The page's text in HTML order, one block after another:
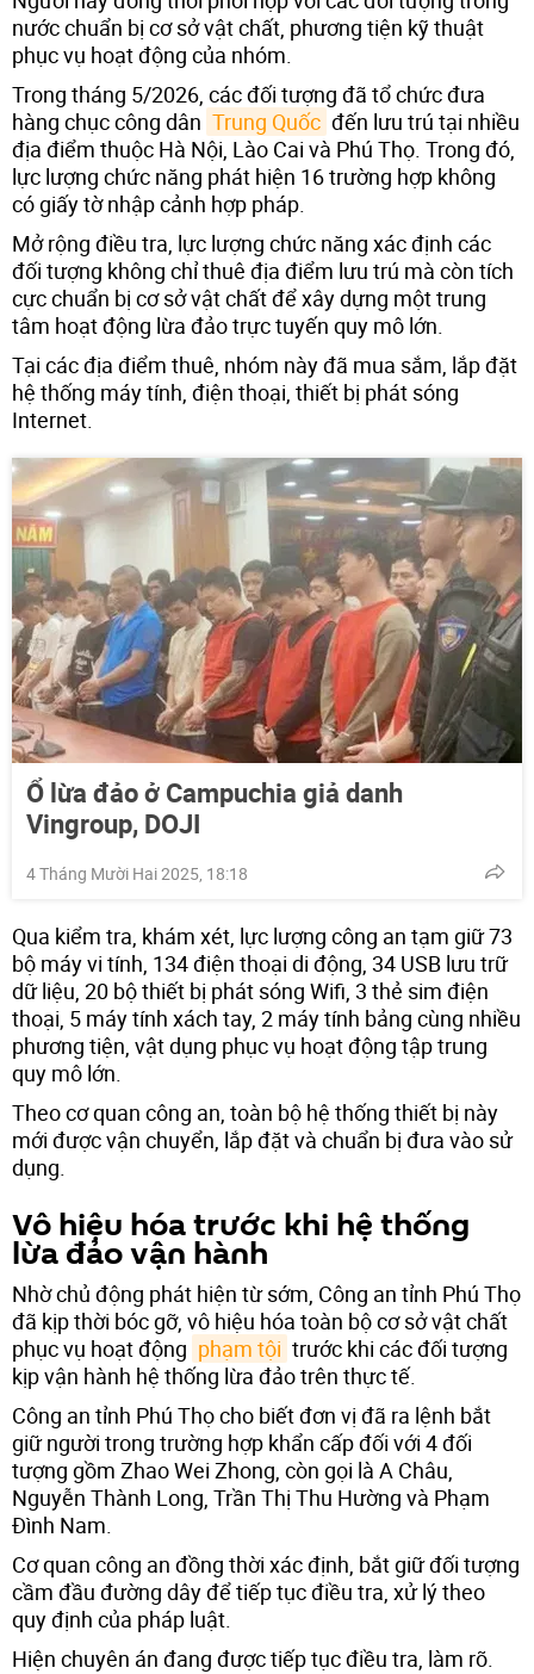
nước chuẩn bị cơ sở vật chất, phương tiện kỹ thuật
phục vụ hoạt động của nhóm.
Trong tháng 5/2026, các đối tượng đã tổ chức đưa
hàng chục công dân Trung Quốc đến lưu trú tại nhiều
địa điểm thuộc Hà Nội, Lào Cai và Phú Thọ. Trong đó,
lực lượng chức năng phát hiện 16 trường hợp không
có giấy tờ nhập cảnh hợp pháp.
Mở rộng điều tra, lực lượng chức năng xác định các
đối tượng không chỉ thuê địa điểm lưu trú mà còn tích
cực chuẩn bị cơ sở vật chất để xây dựng một trung
tâm hoạt động lừa đảo trực tuyến quy mô lớn.
Tại các địa điểm thuê, nhóm này đã mua sắm, lắp đặt
hệ thống máy tính, điện thoại, thiết bị phát sóng
Internet.
Ổ lừa đảo ở Campuchia giả danh
Vingroup, DOJI
4 Tháng Mười Hai 2025, 18:18
Qua kiểm tra, khám xét, lực lượng công an tạm giữ 73
bộ máy vi tính, 134 điện thoại di động, 34 USB lưu trữ
dữ liệu, 20 bộ thiết bị phát sóng Wifi, 3 thẻ sim điện
thoại, 5 máy tính xách tay, 2 máy tính bảng cùng nhiều
phương tiện, vật dụng phục vụ hoạt động tập trung
quy mô lớn.
Theo cơ quan công an, toàn bộ hệ thống thiết bị này
mới được vận chuyển, lắp đặt và chuẩn bị đưa vào sử
dụng.
Vô hiệu hóa trước khi hệ thống
lừa đảo vận hành
Nhờ chủ động phát hiện từ sớm, Công an tỉnh Phú Thọ
đã kịp thời bóc gỡ, vô hiệu hóa toàn bộ cơ sở vật chất
phục vụ hoạt động phạm tội trước khi các đối tượng
kịp vận hành hệ thống lừa đảo trên thực tế.
Công an tỉnh Phú Thọ cho biết đơn vị đã ra lệnh bắt
giữ người trong trường hợp khẩn cấp đối với 4 đối
tượng gồm Zhao Wei Zhong, còn gọi là A Châu,
Nguyễn Thành Long, Trần Thị Thu Hường và Phạm
Đình Nam.
Cơ quan công an đồng thời xác định, bắt giữ đối tượng
cầm đầu đường dây để tiếp tục điều tra, xử lý theo
quy định của pháp luật.
Hiện chuyên án đang được tiếp tục điều tra, làm rõ.